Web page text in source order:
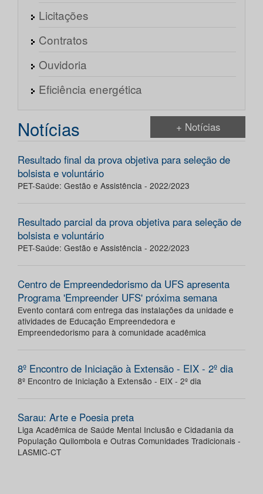
Licitações
Contratos
Ouvidoria
Eficiência energética
Notícias + Notícias
Resultado final da prova objetiva para seleção de
bolsista e voluntário
PET-Saúde: Gestão e Assistência - 2022/2023
Resultado parcial da prova objetiva para seleção de
bolsista e voluntário
PET-Saúde: Gestão e Assistência - 2022/2023
Centro de Empreendedorismo da UFS apresenta
Programa 'Empreender UFS' próxima semana
Evento contará com entrega das instalações da unidade e
atividades de Educação Empreendedora e
Empreendedorismo para à comunidade acadêmica
8º Encontro de Iniciação à Extensão - EIX - 2º dia
8º Encontro de Iniciação à Extensão - EIX - 2º dia
Sarau: Arte e Poesia preta
Liga Acadêmica de Saúde Mental Inclusão e Cidadania da
População Quilombola e Outras Comunidades Tradicionais -
LASMIC-CT